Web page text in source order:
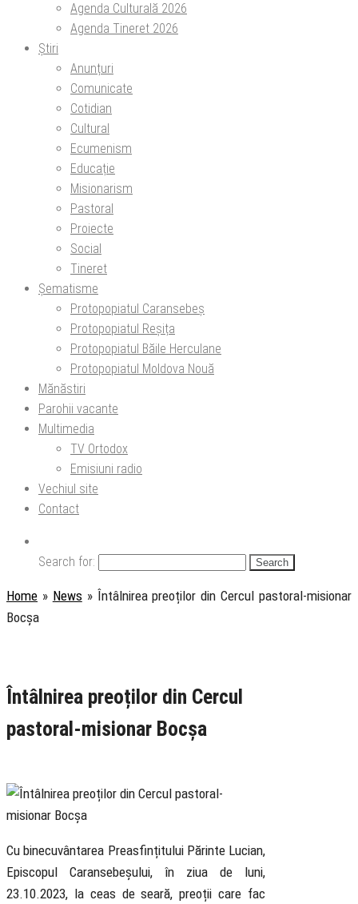
Agenda Culturală 2026
Agenda Tineret 2026
Știri
Anunțuri
Comunicate
Cotidian
Cultural
Ecumenism
Educație
Misionarism
Pastoral
Proiecte
Social
Tineret
Șematisme
Protopopiatul Caransebeș
Protopopiatul Reșița
Protopopiatul Băile Herculane
Protopopiatul Moldova Nouă
Mănăstiri
Parohii vacante
Multimedia
TV Ortodox
Emisiuni radio
Vechiul site
Contact
Search for:
Home » News » Întâlnirea preoților din Cercul pastoral-misionar
Bocșa
Întâlnirea preoților din Cercul
pastoral-misionar Bocșa
Cu binecuvântarea Preasfințitului Părinte Lucian,
Episcopul Caransebeșului, în ziua de luni,
23.10.2023, la ceas de seară, preoții care fac